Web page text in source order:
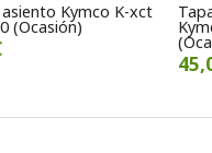
Kymco K-xct
(Ocasión)